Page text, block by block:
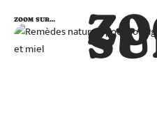
ZOOM SUR…